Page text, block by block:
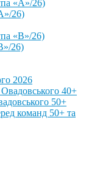
«А»/26)
26)
«В»/26)
26)
2026
40+
50+
команд 50+ та